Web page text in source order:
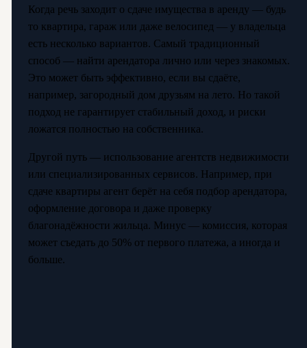
Когда речь заходит о сдаче имущества в аренду — будь
то квартира, гараж или даже велосипед — у владельца
есть несколько вариантов. Самый традиционный
способ — найти арендатора лично или через знакомых.
Это может быть эффективно, если вы сдаёте,
например, загородный дом друзьям на лето. Но такой
подход не гарантирует стабильный доход, и риски
ложатся полностью на собственника.
Другой путь — использование агентств недвижимости
или специализированных сервисов. Например, при
сдаче квартиры агент берёт на себя подбор арендатора,
оформление договора и даже проверку
благонадёжности жильца. Минус — комиссия, которая
может съедать до 50% от первого платежа, а иногда и
больше.